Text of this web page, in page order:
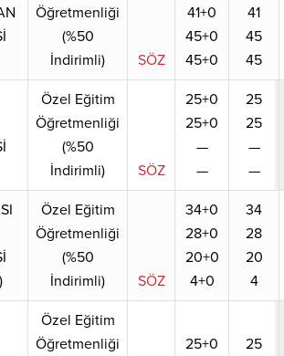
Öğretmenliği
(%50
İndirimli)
SÖZ
41+0
45+0
45+0
41
45
45
Özel Eğitim
Öğretmenliği
(%50
İndirimli)
SÖZ
25+0
25+0
—
—
25
25
—
—
Özel Eğitim
Öğretmenliği
(%50
İndirimli)
SÖZ
34+0
28+0
20+0
4+0
34
28
20
4
Özel Eğitim
Öğretmenliği
25+0 25